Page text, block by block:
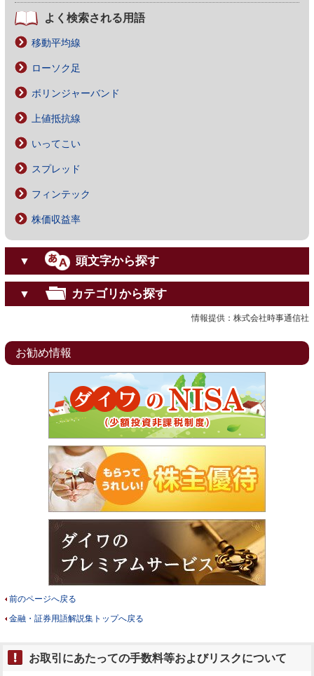
よく検索される用語
移動平均線
ローソク足
ボリンジャーバンド
上値抵抗線
いってこい
スプレッド
フィンテック
株価収益率
▼ 頭文字から探す
▼ カテゴリから探す
情報提供：株式会社時事通信社
お勧め情報
前のページへ戻る
金融・証券用語解説集トップへ戻る
お取引にあたっての手数料等およびリスクについて